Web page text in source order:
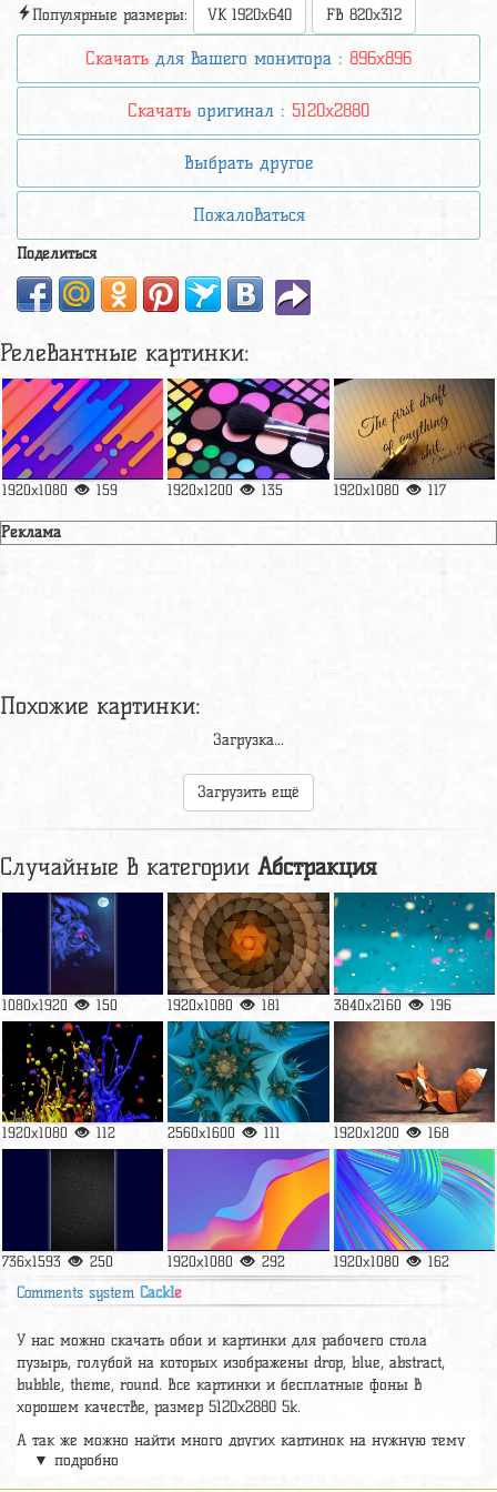
Популярные размеры:
VK 1920x640 FB 820x312
Скачать для вашего монитора : 896x896
Скачать оригинал : 5120x2880
Выбрать другое
Пожаловаться
Поделиться
Релевантные картинки:
1920x1080 159 1920x1200 135 1920x1080 117
Реклама
Похожие картинки:
Загрузка...
Загрузить ещё
Случайные в категории Абстракция
1080x1920 150 1920x1080 181 3840x2160 196
1920x1080 112 2560x1600 111 1920x1200 168
736x1593 250 1920x1080 292 1920x1080 162
Comments system Cackle
У нас можно скачать обои и картинки для рабочего стола
пузырь, голубой на которых изображены drop, blue, abstract,
bubble, theme, round. Все картинки и бесплатные фоны в
хорошем качестве, размер 5120x2880 5k.
А так же можно найти много других картинок на нужную тему
разделобои Абстракция
большое количество красивых широкоформатных картинок, фото
▼ подробно